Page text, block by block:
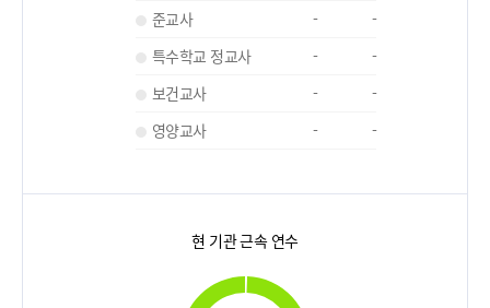
준교사
-
-
특수학교 정교사
-
-
보건교사
-
-
영양교사
- -
현 기관 근속 연수